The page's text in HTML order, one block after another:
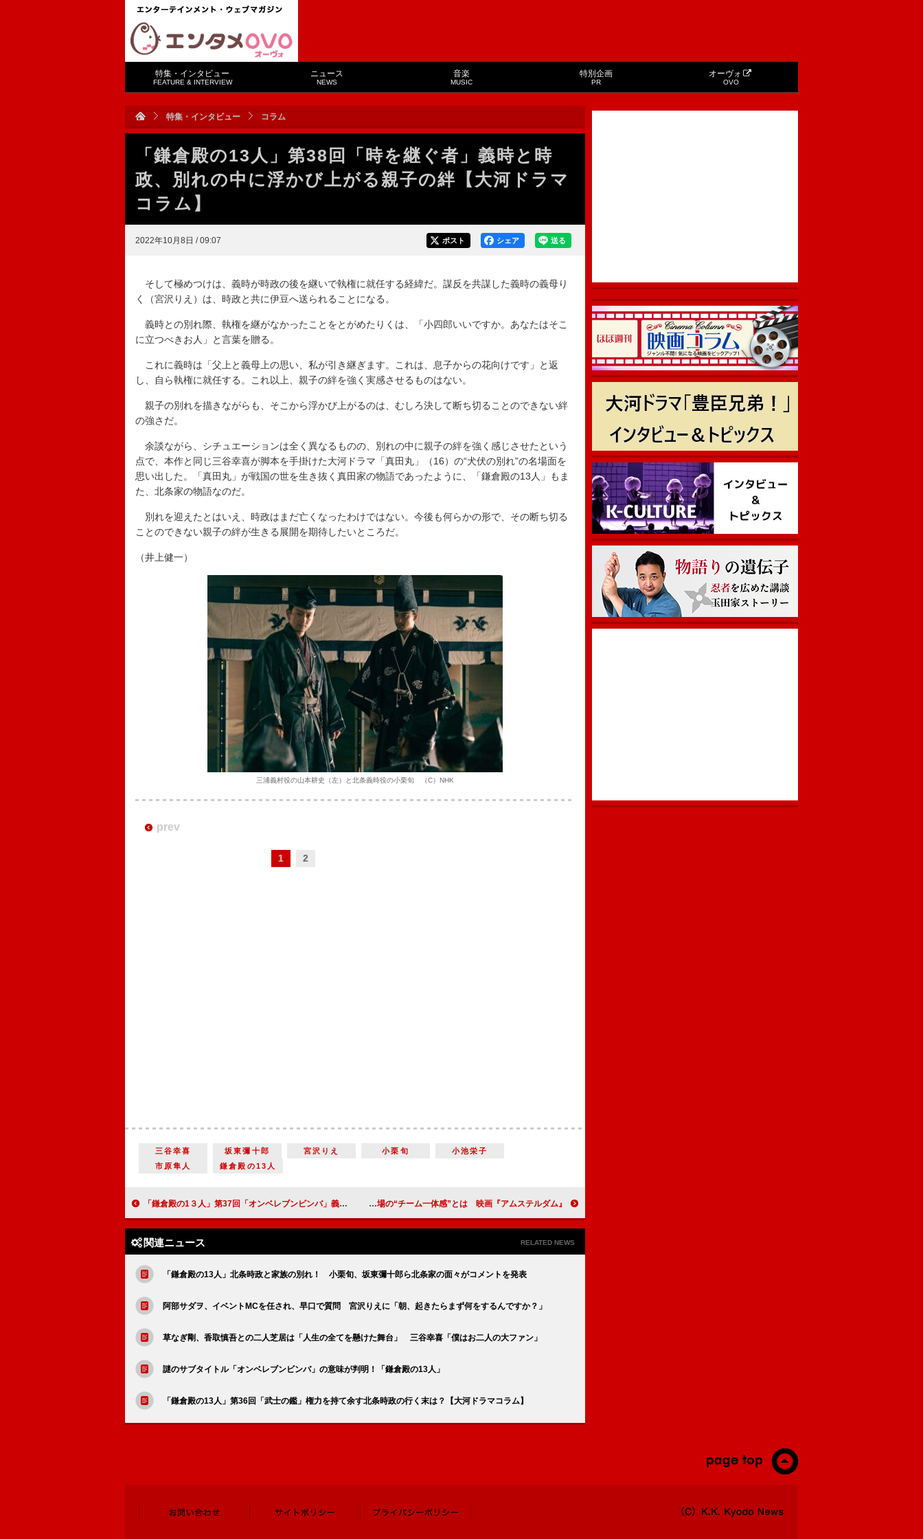
特集・インタビュー
FEATURE & INTERVIEW
ニュース
NEWS
音楽
MUSIC
特別企画
PR
オーヴォ
OVO
特集・インタビュー コラム
「鎌倉殿の13人」第38回「時を継ぐ者」義時と時
政、別れの中に浮かび上がる親子の絆【大河ドラマ
コラム】
2022年10月8日 / 09:07 送る
シェア
ポスト
そして極めつけは、義時が時政の後を継いで執権に就任する経緯だ。謀反を共謀した義時の義母り
く（宮沢りえ）は、時政と共に伊豆へ送られることになる。
義時との別れ際、執権を継がなかったことをとがめたりくは、「小四郎いいですか。あなたはそこ
に立つべきお人」と言葉を贈る。
これに義時は「父上と義母上の思い、私が引き継ぎます。これは、息子からの花向けです」と返
し、自ら執権に就任する。これ以上、親子の絆を強く実感させるものはない。
親子の別れを描きながらも、そこから浮かび上がるのは、むしろ決して断ち切ることのできない絆
の強さだ。
余談ながら、シチュエーションは全く異なるものの、別れの中に親子の絆を強く感じさせたという
点で、本作と同じ三谷幸喜が脚本を手掛けた大河ドラマ「真田丸」（16）の“犬伏の別れ”の名場面を
思い出した。「真田丸」が戦国の世を生き抜く真田家の物語であったように、「鎌倉殿の13人」もま
た、北条家の物語なのだ。
別れを迎えたとはいえ、時政はまだ亡くなったわけではない。今後も何らかの形で、その断ち切る
ことのできない親子の絆が生きる展開を期待したいところだ。
（井上健一）
三浦義村役の山本耕史（左）と北条義時役の小栗旬 （C）NHK
prev
1 2
三谷幸喜 坂東彌十郎 宮沢りえ 小栗旬
小池栄子
市原隼人
鎌倉殿の13人
「鎌倉殿の1３人」第37回「オンベレブンビンバ」義時と時政、対立の裏に隠れた家族のドラマ【大河ドラマコラム】 クリスチャン・ベールやマーゴット・ロビーが証言 俳優陣が魅了される撮影現場の“チーム一体感”とは 映画『アムステルダム』
関連ニュース RELATED NEWS
「鎌倉殿の13人」北条時政と家族の別れ！ 小栗旬、坂東彌十郎ら北条家の面々がコメントを発表
阿部サダヲ、イベントMCを任され、早口で質問 宮沢りえに「朝、起きたらまず何をするんですか？」
草なぎ剛、香取慎吾との二人芝居は「人生の全てを懸けた舞台」 三谷幸喜「僕はお二人の大ファン」
謎のサブタイトル「オンベレブンビンバ」の意味が判明！「鎌倉殿の13人」
「鎌倉殿の13人」第36回「武士の鑑」権力を持て余す北条時政の行く末は？【大河ドラマコラム】